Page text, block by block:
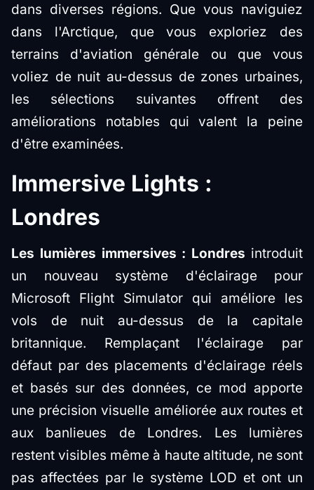
dans diverses régions. Que vous naviguiez
dans l'Arctique, que vous exploriez des
terrains d'aviation générale ou que vous
voliez de nuit au-dessus de zones urbaines,
les sélections suivantes offrent des
améliorations notables qui valent la peine
d'être examinées.
Immersive Lights :
Londres
Les lumières immersives : Londres introduit
un nouveau système d'éclairage pour
Microsoft Flight Simulator qui améliore les
vols de nuit au-dessus de la capitale
britannique. Remplaçant l'éclairage par
défaut par des placements d'éclairage réels
et basés sur des données, ce mod apporte
une précision visuelle améliorée aux routes et
aux banlieues de Londres. Les lumières
restent visibles même à haute altitude, ne sont
pas affectées par le système LOD et ont un